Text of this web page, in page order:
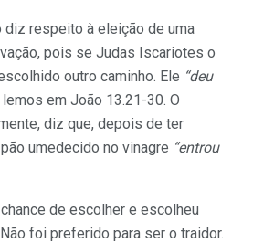
diz respeito à eleição de uma
pois se Judas Iscariotes o
outro caminho. Ele “deu
em João 13.21-30. O
diz que, depois de ter
umedecido no vinagre “entrou
de escolher e escolheu
foi preferido para ser o traidor.